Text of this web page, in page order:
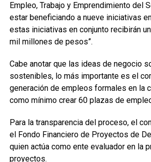
Empleo, Trabajo y Emprendimiento del
estar beneficiando a nueve iniciativas
estas iniciativas en conjunto recibirán
mil millones de pesos”.
Cabe anotar que las ideas de negocio
sostenibles, lo más importante es el
generación de empleos formales en la
como mínimo crear 60 plazas de
Para la transparencia del proceso, el
el Fondo Financiero de Proyectos de
quien actúa como ente evaluador en la
proyectos.